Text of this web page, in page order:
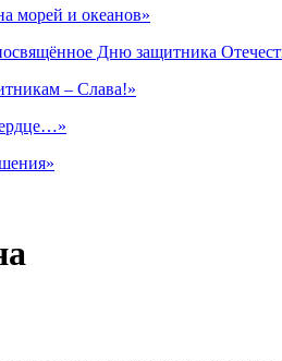
морей и океанов»
Дню защитника
– Слава!»